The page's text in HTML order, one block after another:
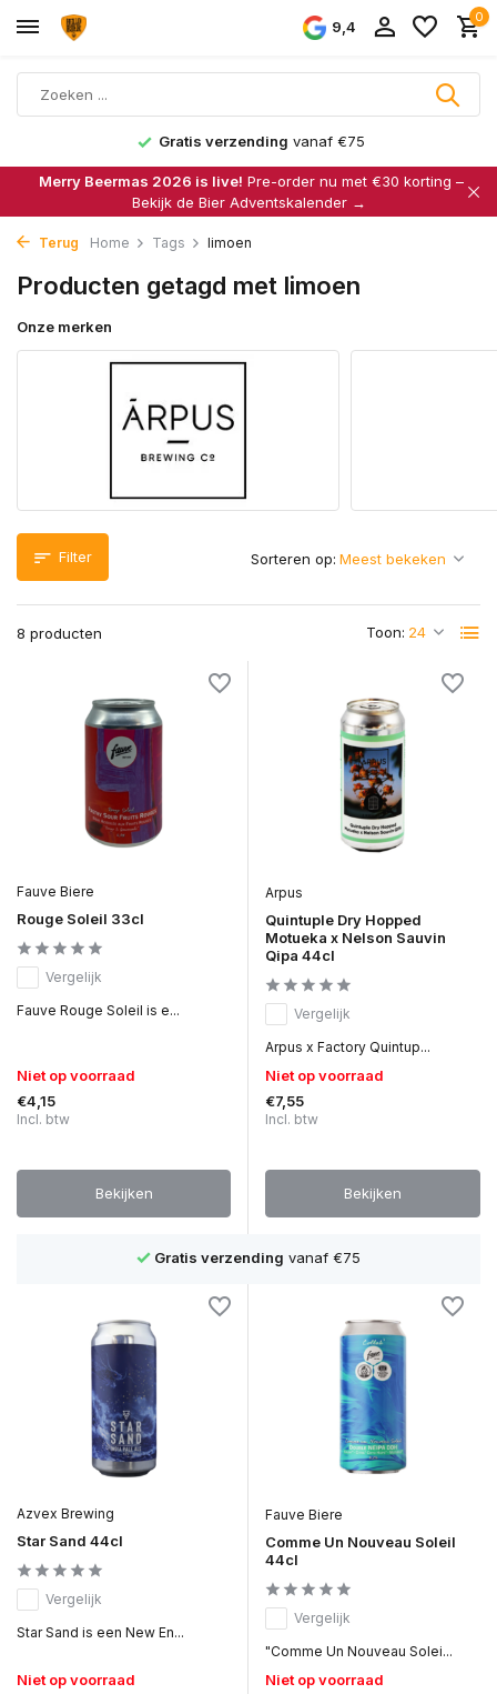
9,4
0
Gratis verzending vanaf €75
Merry Beermas 2026 is live! Pre-order nu met €30 korting –
Bekijk de Bier Adventskalender →
Terug Home Tags limoen
Producten getagd met limoen
Onze merken
Filter
8 producten Toon:
Sorteren op:
Fauve Biere
Rouge Soleil 33cl
Vergelijk
Fauve Rouge Soleil is e...
Niet op voorraad
€4,15
Incl. btw
Bekijken
Arpus
Quintuple Dry Hopped
Motueka x Nelson Sauvin
Qipa 44cl
Vergelijk
Arpus x Factory Quintup...
Niet op voorraad
€7,55
Incl. btw
Bekijken
Gratis verzending vanaf €75
Azvex Brewing
Star Sand 44cl
Vergelijk
Star Sand is een New En...
Niet op voorraad
Fauve Biere
Comme Un Nouveau Soleil
44cl
Vergelijk
"Comme Un Nouveau Solei...
Niet op voorraad